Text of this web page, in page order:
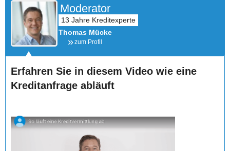
Moderator
Thomas Mücke
zum Profil
Erfahren Sie in diesem Video wie eine
Kreditanfrage abläuft